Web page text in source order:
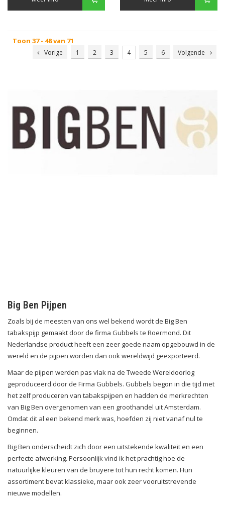
Toon 37 - 48 van 71
Vorige 1 2 3 4 5 6 Volgende
Big Ben Pijpen
Zoals bij de meesten van ons wel bekend wordt de Big Ben
tabakspijp gemaakt door de firma Gubbels te Roermond. Dit
Nederlandse product heeft een zeer goede naam opgebouwd in de
wereld en de pijpen worden dan ook wereldwijd geëxporteerd.
Maar de pijpen werden pas vlak na de Tweede Wereldoorlog
geproduceerd door de Firma Gubbels. Gubbels begon in die tijd met
het zelf produceren van tabakspijpen en hadden de merkrechten
van Big Ben overgenomen van een groothandel uit Amsterdam.
Omdat dit al een bekend merk was, hoefden zij niet vanaf nul te
beginnen.
Big Ben onderscheidt zich door een uitstekende kwaliteit en een
perfecte afwerking. Persoonlijk vind ik het prachtig hoe de
natuurlijke kleuren van de bruyere tot hun recht komen. Hun
assortiment bevat klassieke, maar ook zeer vooruitstrevende
nieuwe modellen.